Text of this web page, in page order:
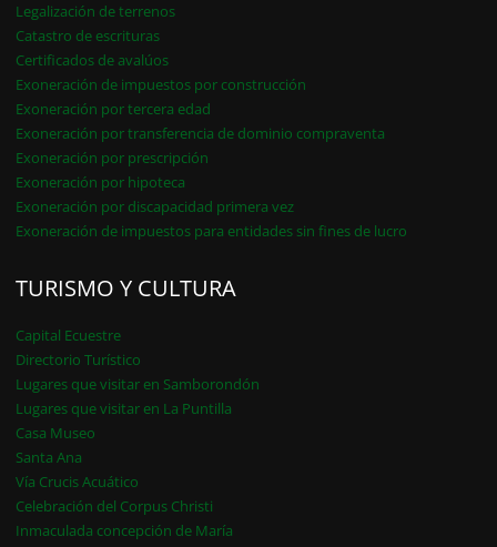
Legalización de terrenos
Catastro de escrituras
Certificados de avalúos
Exoneración de impuestos por construcción
Exoneración por tercera edad
Exoneración por transferencia de dominio compraventa
Exoneración por prescripción
Exoneración por hipoteca
Exoneración por discapacidad primera vez
Exoneración de impuestos para entidades sin fines de lucro
TURISMO Y CULTURA
Capital Ecuestre
Directorio Turístico
Lugares que visitar en Samborondón
Lugares que visitar en La Puntilla
Casa Museo
Santa Ana
Vía Crucis Acuático
Celebración del Corpus Christi
Inmaculada concepción de María